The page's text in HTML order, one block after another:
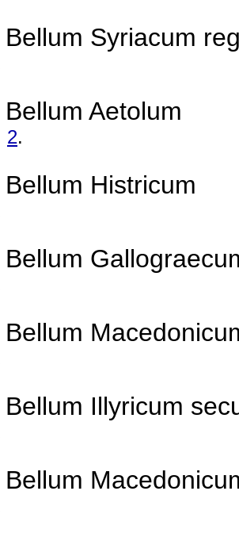
Syriacum
Aetolum
2.
Histricum
Illyricum